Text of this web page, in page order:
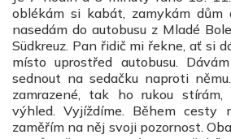
oblékám si kabát, zamykám dům
nasedám do autobusu z Mladé
Südkreuz. Pan řidič mi řekne, ať si
místo uprostřed autobusu.
sednout na sedačku naproti
zamrazené, tak ho rukou
výhled. Vyjíždíme. Během
zaměřím na něj svoji pozornost.